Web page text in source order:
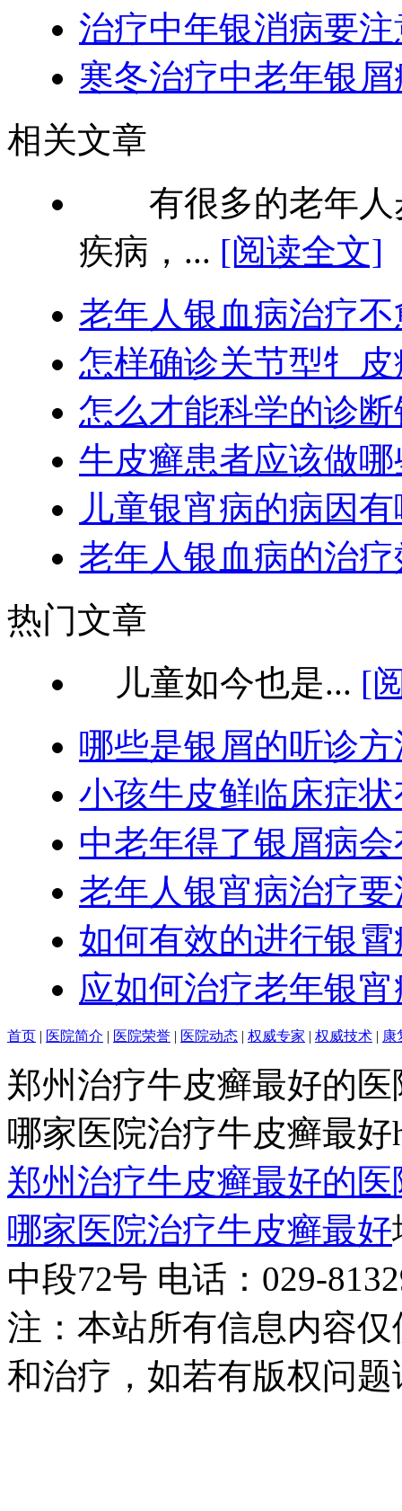
治疗中年银消病要
寒冬治疗中老年银
相关文章
有很多的老年人
疾病，... [阅读全文]
老年人银血病治疗
怎样确诊关节型牜
怎么才能科学的诊
牛皮癣患者应该做
儿童银宵病的病因
老年人银血病的治
热门文章
儿童如今也是... [
哪些是银屑的听诊方
小孩牛皮鲜临床症
中老年得了银屑病
老年人银宵病治疗
如何有效的进行银
应如何治疗老年银
首页 | 医院简介 | 医院荣誉 | 医院动态 | 权威专家 | 权威技术 | 康
郑州治疗牛皮癣最好的
哪家医院治疗牛皮癣最好
郑州治疗牛皮癣最好的
哪家医院治疗牛皮癣最好
中段72号 电话：029-
注：本站所有信息内容
和治疗，如若有版权问